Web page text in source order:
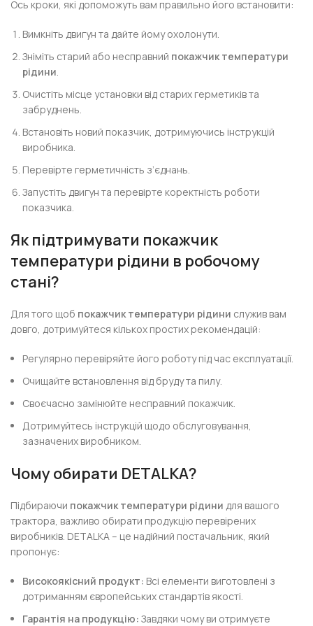
Ось кроки, які допоможуть вам правильно його встановити:
Вимкніть двигун та дайте йому охолонути.
Зніміть старий або несправний покажчик температури
рідини.
Очистіть місце установки від старих герметиків та
забруднень.
Встановіть новий показчик, дотримуючись інструкцій
виробника.
Перевірте герметичність з’єднань.
Запустіть двигун та перевірте коректність роботи
показчика.
Як підтримувати покажчик
температури рідини в робочому
стані?
Для того щоб покажчик температури рідини служив вам
довго, дотримуйтеся кількох простих рекомендацій:
Регулярно перевіряйте його роботу під час експлуатації.
Очищайте встановлення від бруду та пилу.
Своєчасно замінюйте несправний покажчик.
Дотримуйтесь інструкцій щодо обслуговування,
зазначених виробником.
Чому обирати DETALKA?
Підбираючи покажчик температури рідини для вашого
трактора, важливо обирати продукцію перевірених
виробників. DETALKA – це надійний постачальник, який
пропонує:
Високоякісний продукт: Всі елементи виготовлені з
дотриманням європейських стандартів якості.
Гарантія на продукцію: Завдяки чому ви отримуєте